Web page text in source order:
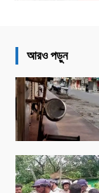
আরও পড়ুন